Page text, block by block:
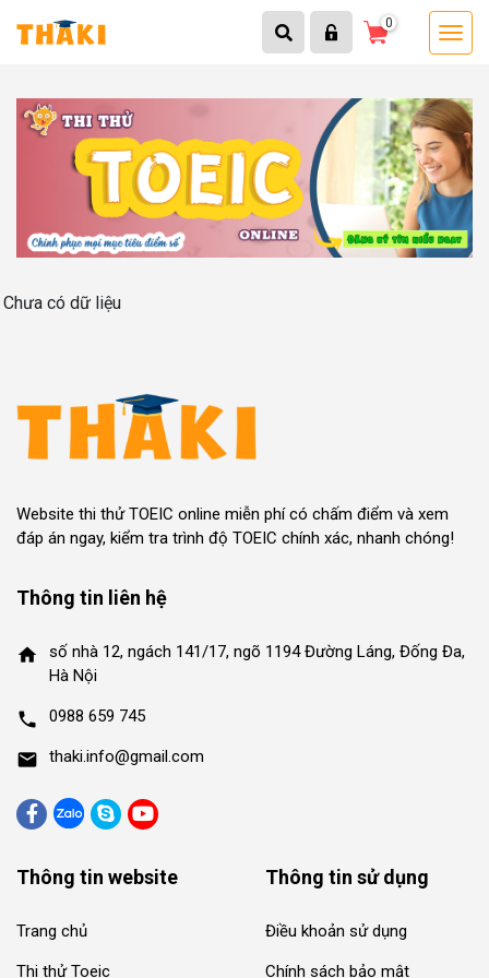
0
Chưa có dữ liệu
Website thi thử TOEIC online miễn phí có chấm điểm và xem
đáp án ngay, kiểm tra trình độ TOEIC chính xác, nhanh chóng!
Thông tin liên hệ
home
số nhà 12, ngách 141/17, ngõ 1194 Đường Láng, Đống Đa,
Hà Nội
phone 0988 659 745
mail thaki.info@gmail.com
Thông tin website
Trang chủ
Thi thử Toeic
Thông tin sử dụng
Điều khoản sử dụng
Chính sách bảo mật